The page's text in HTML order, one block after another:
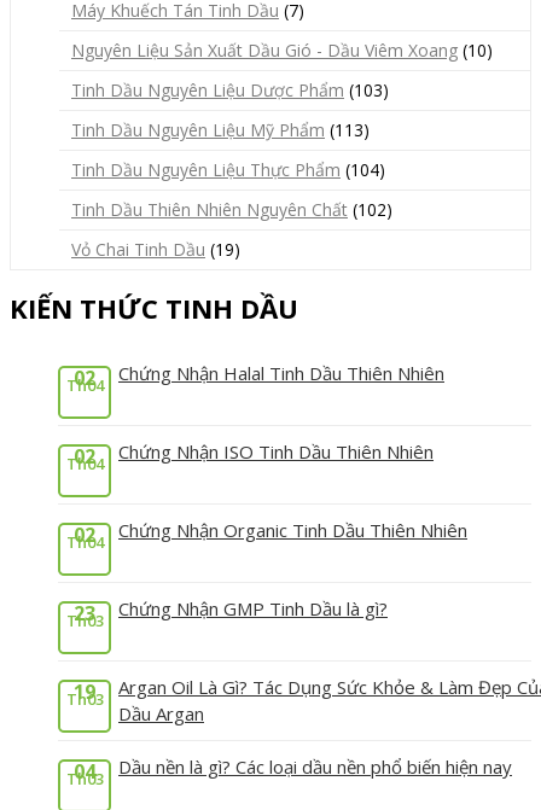
Máy Khuếch Tán Tinh Dầu (7)
Nguyên Liệu Sản Xuất Dầu Gió - Dầu Viêm Xoang (10)
Tinh Dầu Nguyên Liệu Dược Phẩm (103)
Tinh Dầu Nguyên Liệu Mỹ Phẩm (113)
Tinh Dầu Nguyên Liệu Thực Phẩm (104)
Tinh Dầu Thiên Nhiên Nguyên Chất (102)
Vỏ Chai Tinh Dầu (19)
KIẾN THỨC TINH DẦU
02
Th04 Chứng Nhận Halal Tinh Dầu Thiên Nhiên
02
Th04 Chứng Nhận ISO Tinh Dầu Thiên Nhiên
02
Th04 Chứng Nhận Organic Tinh Dầu Thiên Nhiên
23
Th03 Chứng Nhận GMP Tinh Dầu là gì?
19
Th03
Argan Oil Là Gì? Tác Dụng Sức Khỏe & Làm Đẹp
Dầu Argan
04
Th03 Dầu nền là gì? Các loại dầu nền phổ biến hiện nay